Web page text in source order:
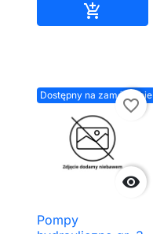

Dostępny na zamówienie

favorite_border
Pompy